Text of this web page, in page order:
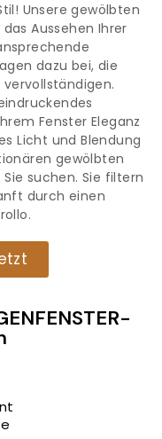
Unsere gewölbten
Aussehen Ihrer
dazu bei, die
Fenster Eleganz
Licht und Blendung
gewölbten
suchen. Sie filtern
durch einen